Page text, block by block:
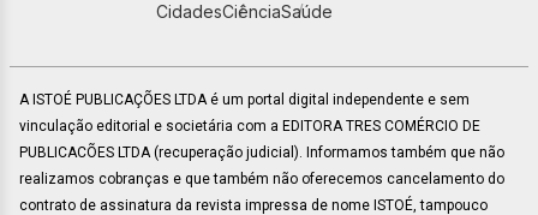
CidadesCiênciaSaúde
A ISTOÉ PUBLICAÇÕES LTDA é um portal digital independente e sem
vinculação editorial e societária com a EDITORA TRES COMÉRCIO DE
PUBLICACÕES LTDA (recuperação judicial). Informamos também que não
realizamos cobranças e que também não oferecemos cancelamento do
contrato de assinatura da revista impressa de nome ISTOÉ, tampouco